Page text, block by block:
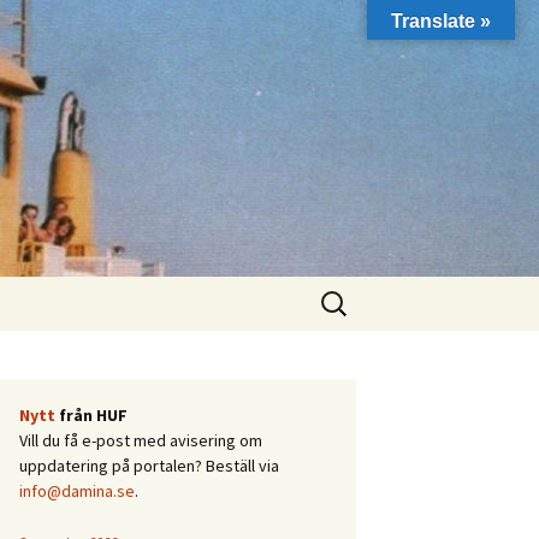
Sök
efter:
Nytt från HUF
Vill du få e-post med avisering om
uppdatering på portalen? Beställ via
info@damina.se.
Translate »